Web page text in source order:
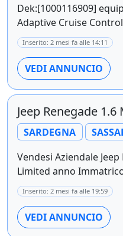
Dek:[1000116909]
Adaptive Cruise Control
Inserito: 2 mesi fa alle 14:11
VEDI ANNUNCIO
Jeep Renegade
SARDEGNA
Vendesi Aziendale
Limited anno
Inserito: 2 mesi fa alle 19:59
VEDI ANNUNCIO